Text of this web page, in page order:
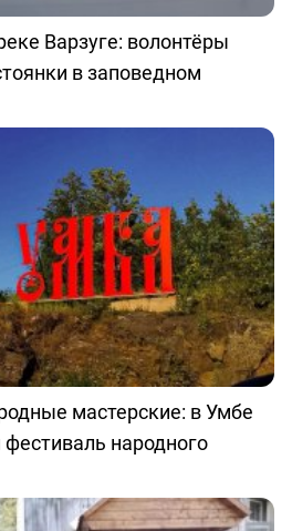
Варзуге: волонтёры
в заповедном
мастерские: в Умбе
народного